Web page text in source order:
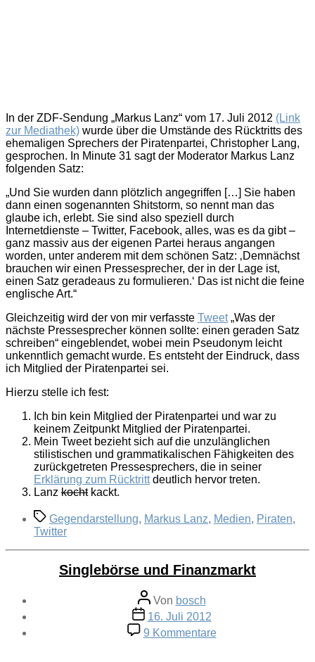
In der ZDF-Sendung „Markus Lanz“ vom 17. Juli 2012 (Link
zur Mediathek) wurde über die Umstände des Rücktritts des
ehemaligen Sprechers der Piratenpartei, Christopher Lang,
gesprochen. In Minute 31 sagt der Moderator Markus Lanz
folgenden Satz:
„Und Sie wurden dann plötzlich angegriffen […] Sie haben
dann einen sogenannten Shitstorm, so nennt man das
glaube ich, erlebt. Sie sind also speziell durch
Internetdienste – Twitter, Facebook, alles, was es da gibt –
ganz massiv aus der eigenen Partei heraus angangen
worden, unter anderem mit dem schönen Satz: ‚Demnächst
brauchen wir einen Pressesprecher, der in der Lage ist,
einen Satz geradeaus zu formulieren.‘ Das ist nicht die feine
englische Art.“
Gleichzeitig wird der von mir verfasste Tweet„Was der
nächste Pressesprecher können sollte: einen geraden Satz
schreiben“ eingeblendet, wobei mein Pseudonym leicht
unkenntlich gemacht wurde. Es entsteht der Eindruck, dass
ich Mitglied der Piratenpartei sei.
Hierzu stelle ich fest:
Ich bin kein Mitglied der Piratenpartei und war zu
keinem Zeitpunkt Mitglied der Piratenpartei.
Mein Tweet bezieht sich auf die unzulänglichen
stilistischen und grammatikalischen Fähigkeiten des
zurückgetreten Pressesprechers, die in seiner
Erklärung zum Rücktrittdeutlich hervor treten.
Lanz kochtkackt.
Schlagwörter
Gegendarstellung, Markus Lanz, Medien, Piraten,
Twitter
Singlebörse und Finanzmarkt
Beitragsautor
Von bosch
Veröffentlichungsdatum
16. Juli 2012
9 Kommentarezu
Singlebörse